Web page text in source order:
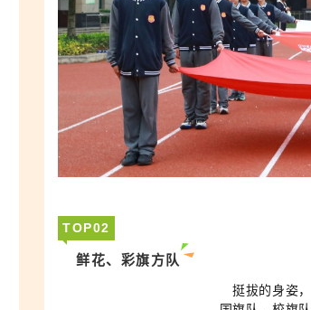
TOP02
鲜花、彩旗方队
挺拔的身姿